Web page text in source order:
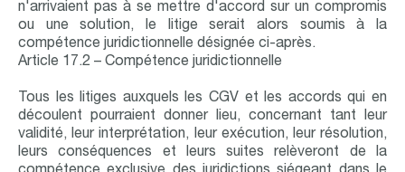
n'arrivaient pas à se mettre d'accord sur un compromis
ou une solution, le litige serait alors soumis à la
compétence juridictionnelle désignée ci-après.
Article 17.2 – Compétence juridictionnelle
Tous les litiges auxquels les CGV et les accords qui en
découlent pourraient donner lieu, concernant tant leur
validité, leur interprétation, leur exécution, leur résolution,
leurs conséquences et leurs suites relèveront de la